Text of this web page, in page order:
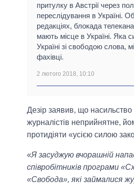
притулку в Австрії через
переслідування в Україні.
редакціях, блокада
мають місце в Україні. Яка
Україні зі свободою слова,
фахівці.
2 лютого 2018, 10:10
Дезір заявив, що насильство
журналістів неприйнятне,
протидіяти «усією силою
«Я засуджую вчорашній
співробітників програми
«Свобода», які займалися